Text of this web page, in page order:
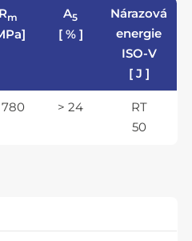
Rm A5
[ % ]
Nárazová
energie
ISO-V
[ J ]
780 > 24
RT
50